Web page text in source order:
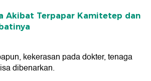
Akibat Terpapar Kamitetep dan
kekerasan pada dokter, tenaga
dibenarkan.